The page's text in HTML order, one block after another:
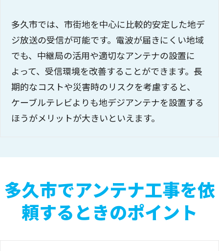
多久市では、市街地を中心に比較的安定した地デ
ジ放送の受信が可能です。電波が届きにくい地域
でも、中継局の活用や適切なアンテナの設置に
よって、受信環境を改善することができます。長
期的なコストや災害時のリスクを考慮すると、
ケーブルテレビよりも地デジアンテナを設置する
ほうがメリットが大きいといえます。
多久市でアンテナ工事を依
頼するときのポイント